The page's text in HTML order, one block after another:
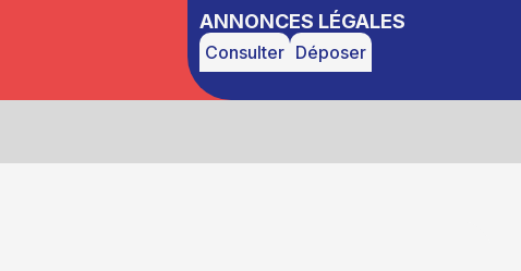
ANNONCES LÉGALES
Consulter Déposer